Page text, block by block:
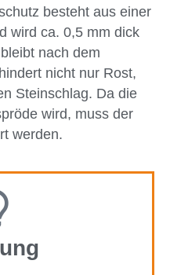
besteht aus einer
wird ca. 0,5 mm dick
nach dem
nicht nur Rost,
Steinschlag. Da die
wird, muss der
werden.